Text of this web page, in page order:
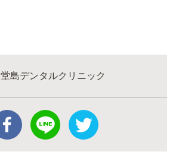
堂島デンタルクリニック